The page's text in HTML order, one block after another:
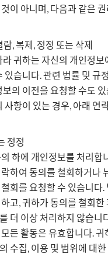
이 아니며, 다음과 같은
, 복제, 정정 또는 삭제
귀하는 자신의 개인정보
있습니다. 관련 법률 및 규
의 이전을 요청할 수도
사항이 있는 경우, 아래 연
정정
하에 개인정보를 처리합
하여 동의를 철회하거나
회를 요청할 수 있습니다.
고, 귀하가 동의를 철회한
더 이상 처리하지 않습니
든 활동은 유효합니다. 귀
수집, 이용 및 범위에 대